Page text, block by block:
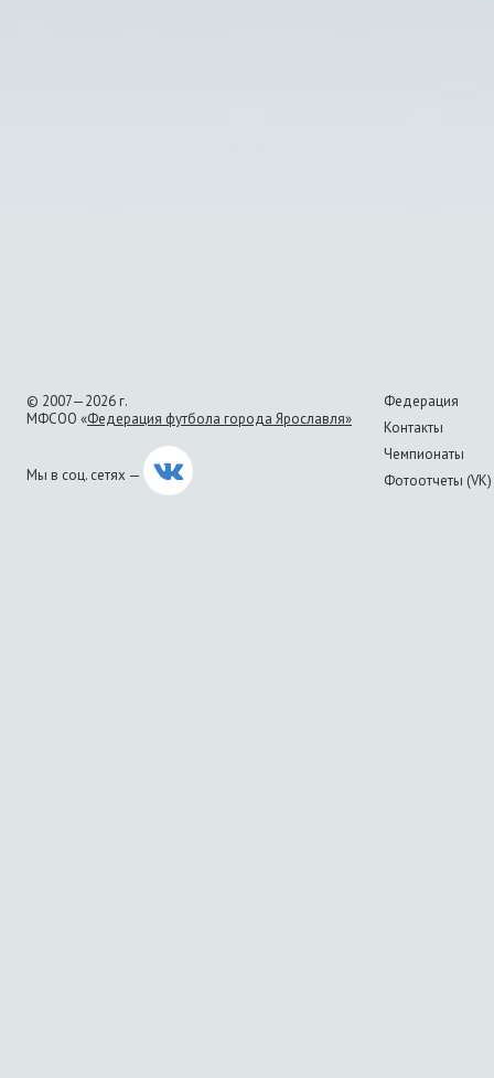
© 2007—2026 г.
МФСОО «Федерация футбола города Ярославля»
Мы в соц. сетях —
Федерация
Контакты
Чемпионаты
Фотоотчеты (VK)